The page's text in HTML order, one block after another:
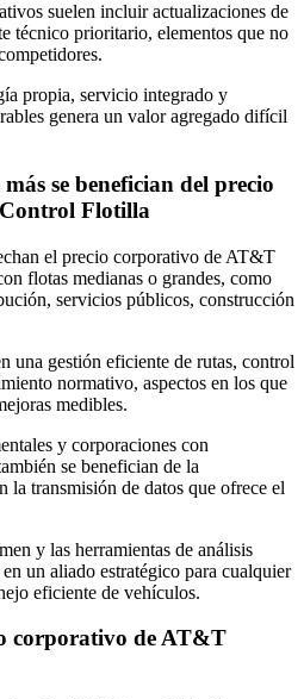
suelen incluir actualizaciones de
técnico prioritario, elementos que no
propia, servicio integrado y
genera un valor agregado difícil
se benefician del precio
Flotilla
el precio corporativo de AT&T
flotas medianas o grandes, como
servicios públicos, construcción
una gestión eficiente de rutas, control
normativo, aspectos en los que
medibles.
y corporaciones con
se benefician de la
la transmisión de datos que ofrece el
y las herramientas de análisis
un aliado estratégico para cualquier
eficiente de vehículos.
corporativo de AT&T